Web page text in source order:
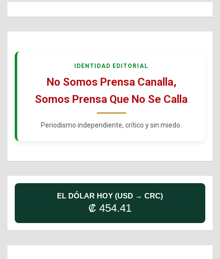
IDENTIDAD EDITORIAL
No Somos Prensa Canalla,
Somos Prensa Que No Se Calla
Periodismo independiente, crítico y sin miedo.
EL DÓLAR HOY (USD → CRC)
₡ 454.41